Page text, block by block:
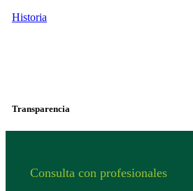
Historia
Transparencia
Consulta con profesionales